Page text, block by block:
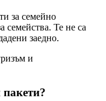
за семейно
семейства. Те не са
заедно.